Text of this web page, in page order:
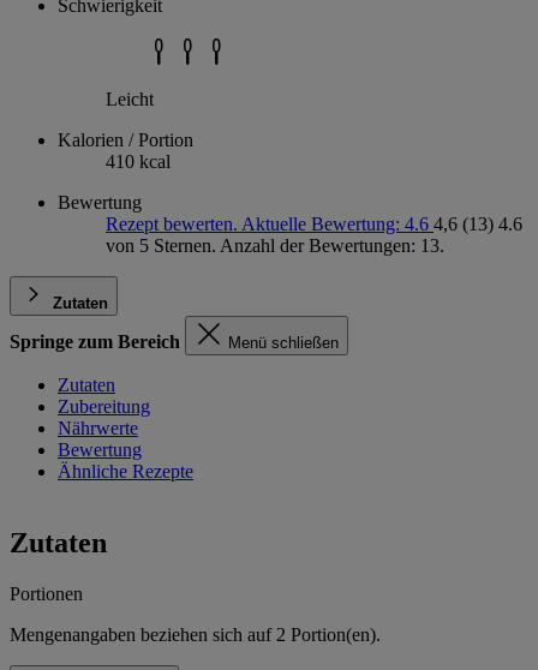
Schwierigkeit
Leicht
Kalorien / Portion
410 kcal
Bewertung
Rezept bewerten. Aktuelle Bewertung: 4.6 4,6 (13) 4.6
von 5 Sternen. Anzahl der Bewertungen: 13.
Zutaten
Springe zum Bereich Menü schließen
Zutaten
Zubereitung
Nährwerte
Bewertung
Ähnliche Rezepte
Zutaten
Portionen
Mengenangaben beziehen sich auf 2 Portion(en).